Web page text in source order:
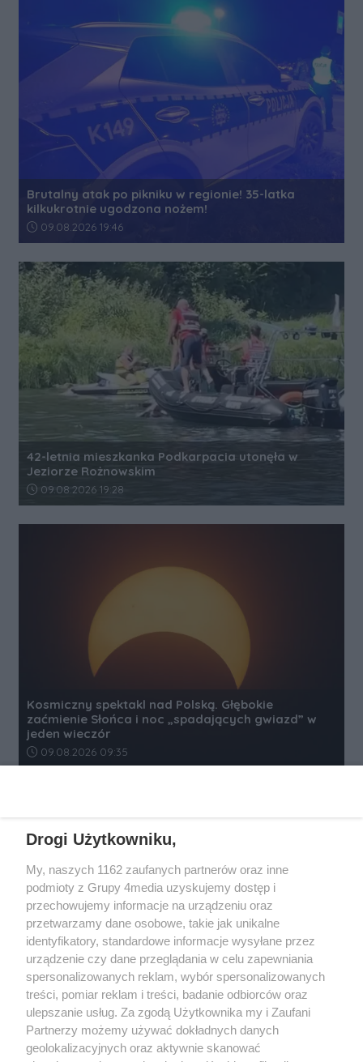
Brutalny atak po pikniku w regionie! 35-latka
kilkukrotnie ugodzona nożem!
Data dodania artykułu:
09.08.2026 19:46
42-letnia mieszkanka Podkarpacia utonęła w
Jeziorze Rożnowskim
Data dodania artykułu:
09.08.2026 19:28
Kosmiczny spektakl nad Polską. Głębokie
zaćmienie Słońca i noc „spadających gwiazd” w
jeden wieczór
Data dodania artykułu:
09.08.2026 09:35
Wydawcąrzeszow-info.pljest:
FUNDACJA MEDIÓW NIEZALEŻNYCH LIBERTAS
ul. Kopernika 10, 35-002 Rzeszów
e-mail:redakcja@rzeszow-info.pl
Drogi Użytkowniku,
My, naszych 1162 zaufanych partnerów oraz inne
podmioty z Grupy 4media uzyskujemy dostęp i
przechowujemy informacje na urządzeniu oraz
przetwarzamy dane osobowe, takie jak unikalne
identyfikatory, standardowe informacje wysyłane przez
urządzenie czy dane przeglądania w celu zapewniania
spersonalizowanych reklam, wybór spersonalizowanych
treści, pomiar reklam i treści, badanie odbiorców oraz
ulepszanie usług. Za zgodą Użytkownika my i Zaufani
Partnerzy możemy używać dokładnych danych
geolokalizacyjnych oraz aktywnie skanować